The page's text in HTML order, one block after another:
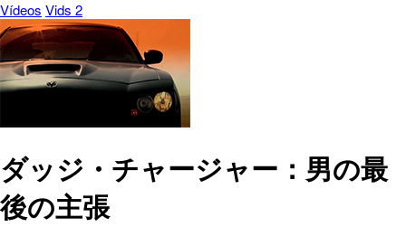
Vídeos Vids 2
ダッジ・チャージャー：男の最
後の主張